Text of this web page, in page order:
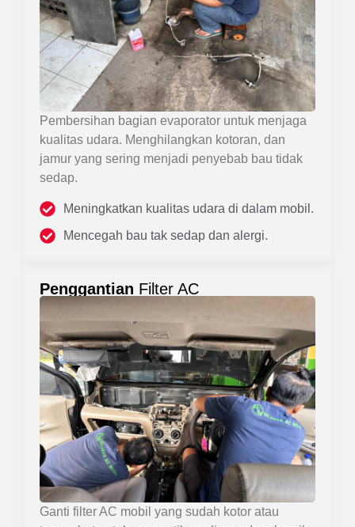
Pembersihan bagian evaporator untuk menjaga
kualitas udara. Menghilangkan kotoran, dan
jamur yang sering menjadi penyebab bau tidak
sedap.
Meningkatkan kualitas udara di dalam mobil.
Mencegah bau tak sedap dan alergi.
Penggantian Filter AC
Ganti filter AC mobil yang sudah kotor atau